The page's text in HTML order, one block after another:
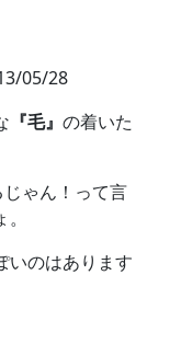
『毛』 の着いた
ゃん！って言
いのはあります